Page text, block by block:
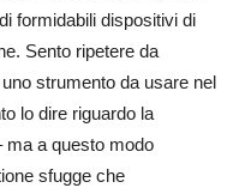
formidabili dispositivi di
Sento ripetere da
strumento da usare nel
lo dire riguardo la
ma a questo modo
sfugge che